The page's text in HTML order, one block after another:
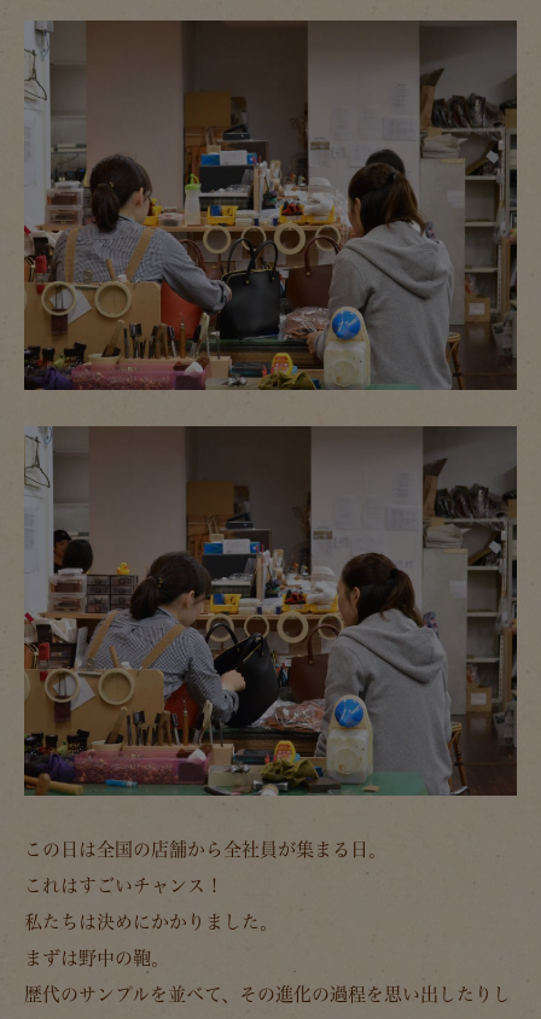
この日は全国の店舗から全社員が集まる日。
これはすごいチャンス！
私たちは決めにかかりました。
まずは野中の鞄。
歴代のサンプルを並べて、その進化の過程を思い出したりし